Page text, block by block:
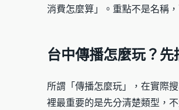
消費怎麼算」。重點不是名稱
台中傳播怎麼玩？
所謂「傳播怎麼玩」，在實際
裡最重要的是先分清楚類型，